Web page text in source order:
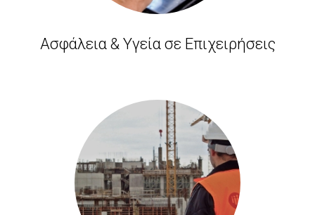
Ασφάλεια & Υγεία σε Επιχειρήσεις